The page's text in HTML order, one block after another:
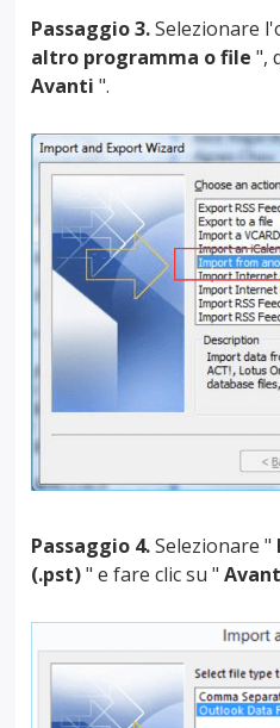
Passaggio 3.Selezionare
altro programma o file ",
Avanti ".
Passaggio 4.Selezionare "
(.pst)" e fare clic su "